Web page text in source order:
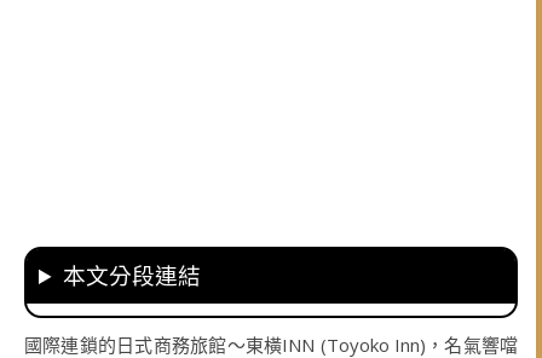
本文分段連結
國際連鎖的日式商務旅館～東橫INN (Toyoko Inn)，名氣響噹